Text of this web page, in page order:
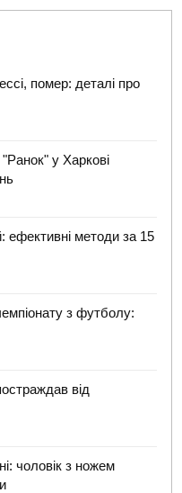
помер: деталі про
у Харкові
ефективні методи за 15
з футболу:
від
чоловік з ножем